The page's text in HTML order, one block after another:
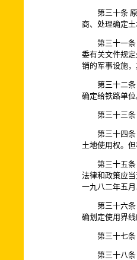
第三十条 原
商、处理确定土
第三十一条
委有关文件规
销的军事设施
第三十二条
确定给铁路单位
第三十三条
第三十四条
土地使用权。但
第三十五条
法律和政策应
一九八二年五
第三十六条
确划定使用界
第三十七条
第三十八条